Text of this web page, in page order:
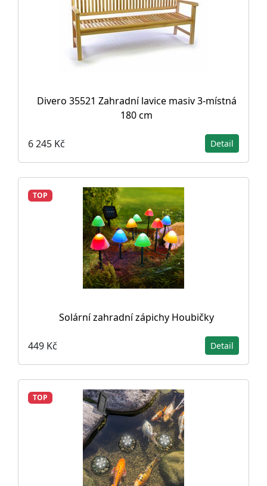
Divero 35521 Zahradní lavice masiv 3-místná
180 cm
6 245 Kč Detail
TOP
Solární zahradní zápichy Houbičky
449 Kč Detail
TOP